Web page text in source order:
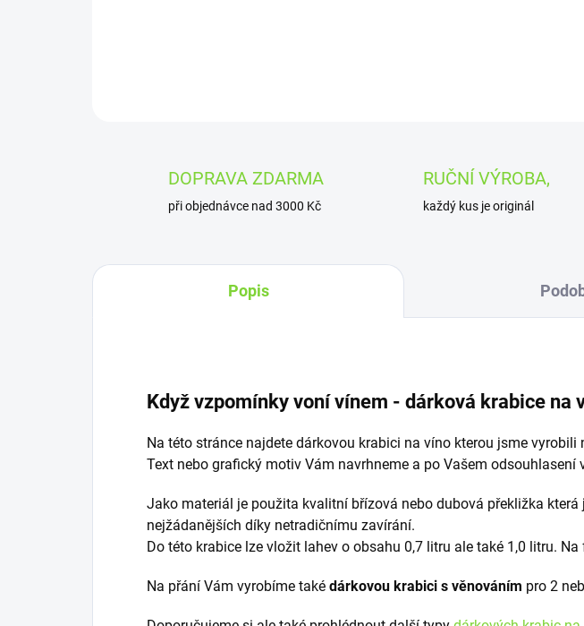
DOPRAVA ZDARMA
při objednávce nad 3000 Kč
RUČNÍ VÝROBA,
každý kus je originál
Popis
Když vzpomínky voní vínem - dárková krabice na
Na této stránce najdete dárkovou krabici na víno kterou jsme vyrobili
Text nebo grafický motiv Vám navrhneme a po Vašem odsouhlasení
Jako materiál je použita kvalitní břízová nebo dubová překližka která
nejžádanějších díky netradičnímu zavírání.
Do této krabice lze vložit lahev o obsahu 0,7 litru ale také 1,0 litru.
Na přání Vám vyrobíme také dárkovou krabici s věnováním pro 2